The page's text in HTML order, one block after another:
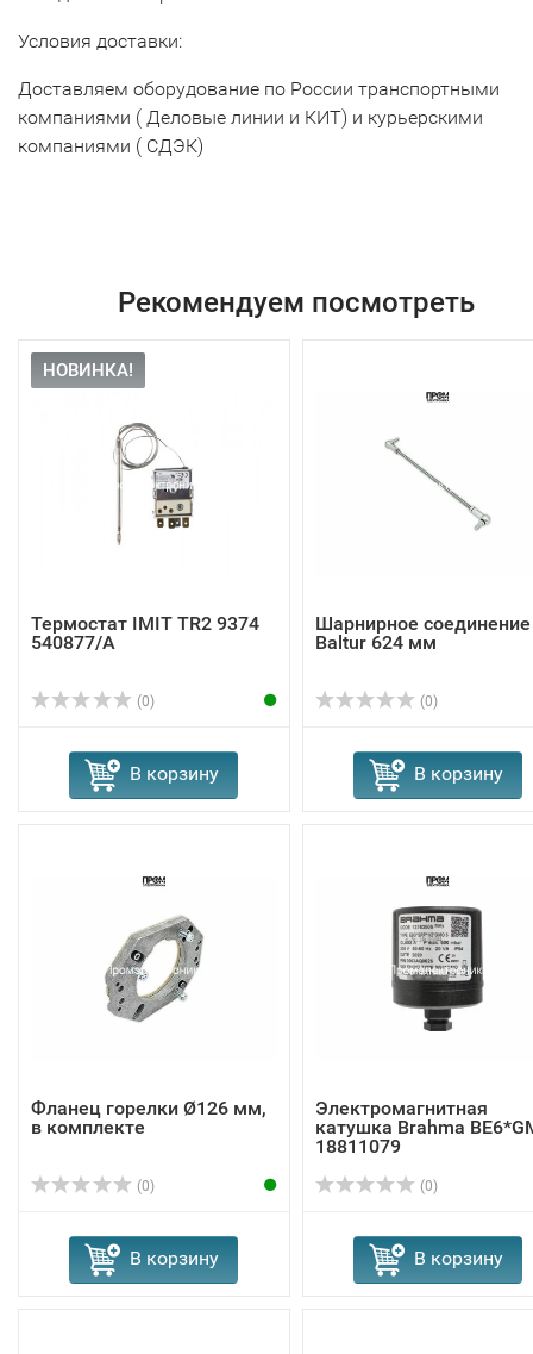
Условия доставки:
Доставляем оборудование по России транспортными
компаниями ( Деловые линии и КИТ) и курьерскими
компаниями ( СДЭК)
Рекомендуем посмотреть
НОВИНКА!
Термостат IMIT TR2 9374
540877/A
(0)
В корзину
Шарнирное соединение
Baltur 624 мм
(0)
В корзину
Фланец горелки Ø126 мм,
в комплекте
(0)
В корзину
Электромагнитная
катушка Brahma
18811079
(0)
В корзину